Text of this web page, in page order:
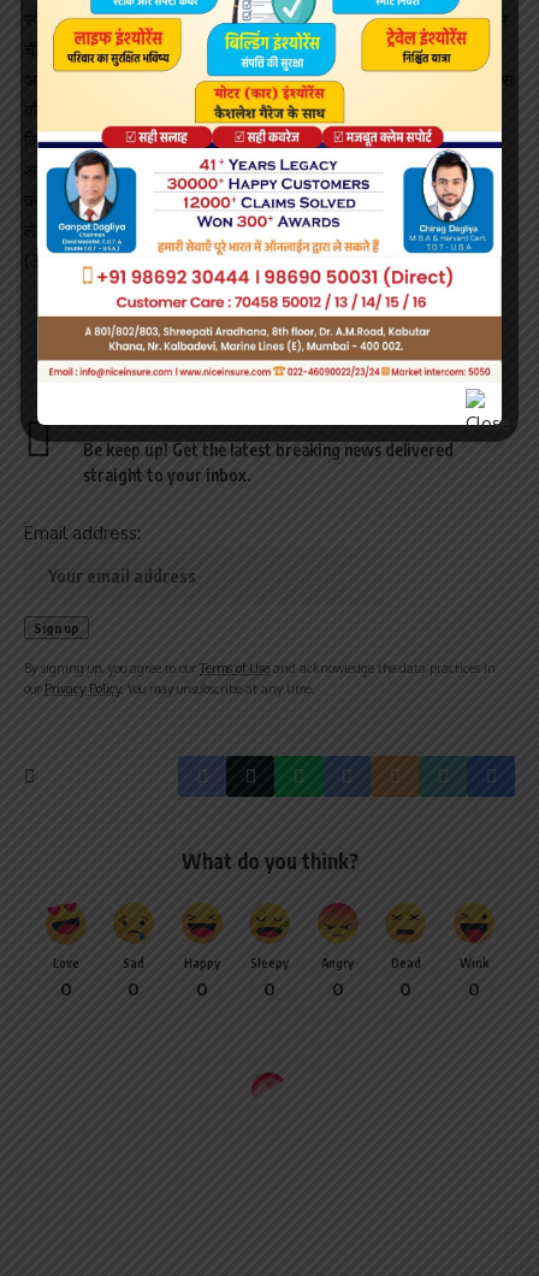
स्पेन की सुआरेज नवारो ने अपने 30वें जन्मदिन का जश्न पांच बार की ग्रैंडस्लैम
चैंपियन शारापोवा के खिलाफ 6-4, 6-3 की जीत के साथ मनाया। शारापोवा ने
अपना पिछला ग्रैंडस्लैम पेरिस में 2014 में जीता था। नाओमी ओसाका ने बेलारूस
की एरिना स्बालेंका को कड़े मुकाबले में 6-3, 2-6, 6-4 से हराकर पहली बार
किसी ग्रैंडस्लैम के क्वार्टर फाइनल में जगह बनाई। वह 2004 में शिनोबु
असागोइ के बाद अमेरिकी ओपन के क्वार्टर फाइनल में प्रवेश करने वाली जापान
की पहली महिला खिलाड़ी हैं। ओसाका अगले दौर में युक्रेन की 36वें नंबर की
लेसिया सुरेंको से भिड़ेंगी जिन्होंने चेक गणराज्य की मार्केटा वोनद्रोसोवा को 6-7
(3/7), 7-5, 6-2 से हराया।
Be keep up! Get the latest breaking news delivered
straight to your inbox.
Email address:
By signing up, you agree to our Terms of Use and acknowledge the data practices in
our Privacy Policy. You may unsubscribe at any time.
What do you think?
Love
0
Sad
0
Happy
0
Sleepy
0
Angry
0
Dead
0
Wink
0